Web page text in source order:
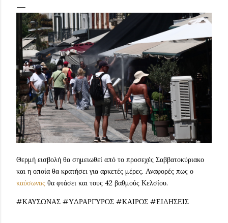
Θερμή εισβολή θα σημειωθεί από το προσεχές Σαββατοκύριακο
και η οποία θα κρατήσει για αρκετές μέρες. Αναφορές πως ο
καύσωνας θα φτάσει και τους 42 βαθμούς Κελσίου.
#ΚΑΥΣΩΝΑΣ #ΥΔΡΑΡΓΥΡΟΣ #ΚΑΙΡΟΣ #ΕΙΔΗΣΕΙΣ